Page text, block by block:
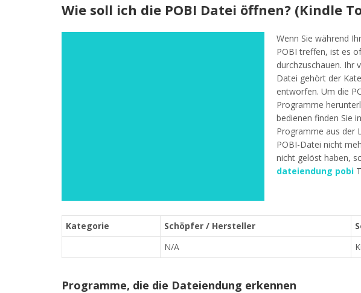
Wie soll ich die POBI Datei öffnen? (Kindle
Wenn Sie während
POBI treffen, ist es
durchzuschauen. Ihr
Datei gehört der
entworfen. Um die
Programme
bedienen finden Sie
Programme aus der
POBI-Datei nicht
nicht gelöst haben,
dateiendung pobi
Kategorie Schöpfer / Hersteller
N/A
Programme, die die Dateiendung erkennen